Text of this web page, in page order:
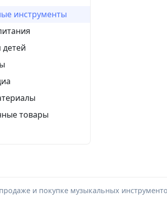
инструменты
товары
и покупке музыкальных